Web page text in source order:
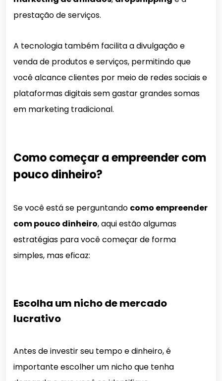
prestação de serviços.
A tecnologia também facilita a divulgação e
venda de produtos e serviços, permitindo que
você alcance clientes por meio de redes sociais e
plataformas digitais sem gastar grandes somas
em marketing tradicional.
Como começar a empreender com
pouco dinheiro?
Se você está se perguntando como empreender
com pouco dinheiro, aqui estão algumas
estratégias para você começar de forma
simples, mas eficaz:
Escolha um nicho de mercado
lucrativo
Antes de investir seu tempo e dinheiro, é
importante escolher um nicho que tenha